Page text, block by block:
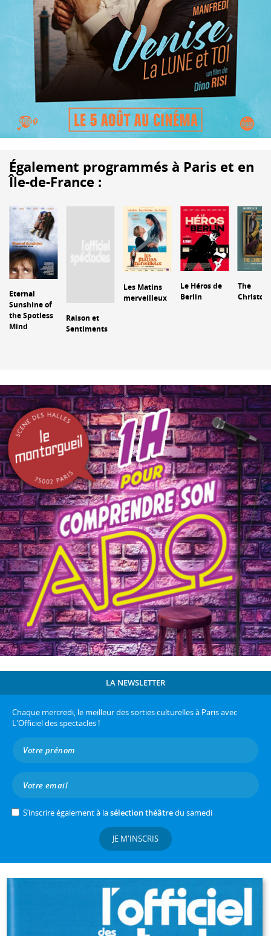
Également programmés à Paris et en
Île-de-France :
Eternal
Sunshine of
the Spotless
Mind
Raison et
Sentiments
Les Matins
merveilleux
Le Héros de
Berlin
The
LA NEWSLETTER
Chaque mercredi, le meilleur des sorties culturelles à Paris avec
L'Officiel des spectacles !
S’inscrire également à lasélection théâtredu samedi
JE M'INSCRIS